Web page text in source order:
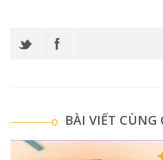
BÀI VIẾT CÙNG